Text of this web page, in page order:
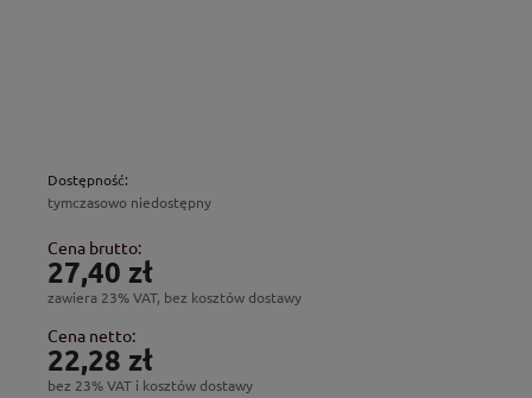
Dostępność:
tymczasowo niedostępny
Cena brutto:
27,40 zł
zawiera 23% VAT, bez kosztów dostawy
Cena netto:
22,28 zł
bez 23% VAT i kosztów dostawy